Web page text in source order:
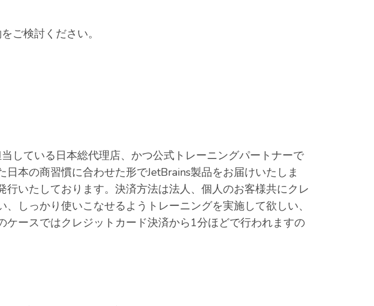
ご検討ください。
している日本総代理店、かつ公式トレーニングパートナーで
本の商習慣に合わせた形でJetBrains製品をお届けいたしま
いたしております。決済方法は法人、個人のお客様共にクレ
しっかり使いこなせるようトレーニングを実施して欲しい、
ースではクレジットカード決済から1分ほどで行われますの